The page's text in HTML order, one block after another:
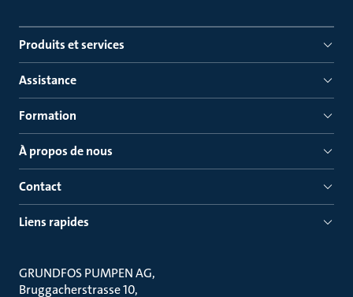
Produits et services
Assistance
Formation
À propos de nous
Contact
Liens rapides
GRUNDFOS PUMPEN AG
Bruggacherstrasse 10